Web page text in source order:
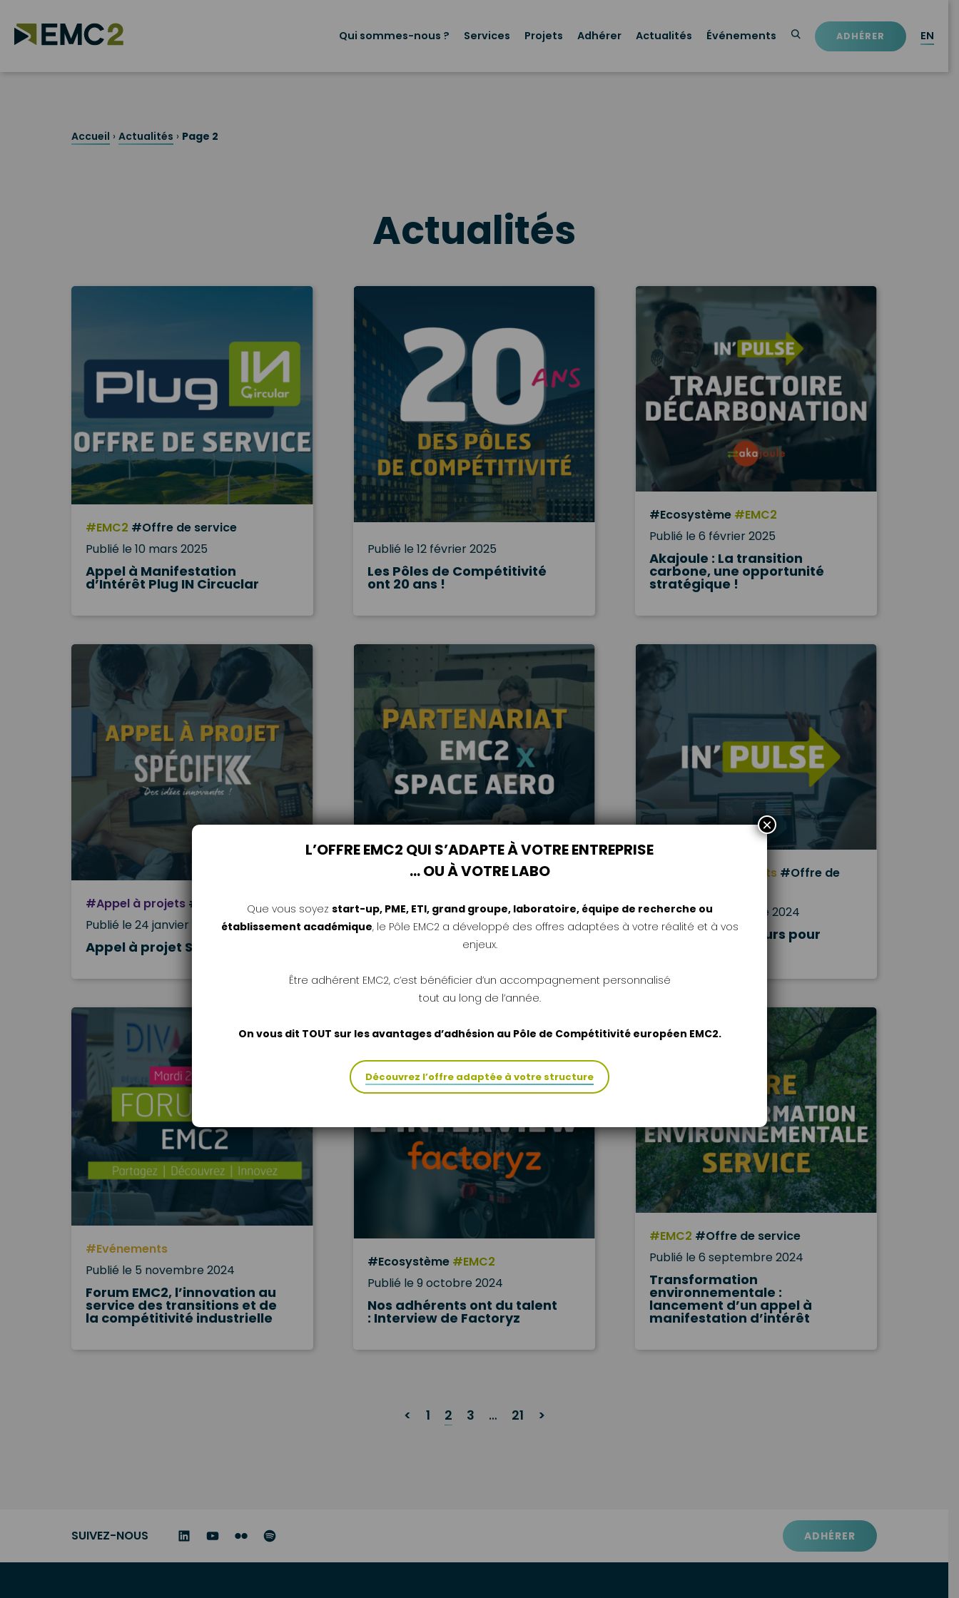
Skip
content
principal
Qui sommes-nous ? Services Projets Adhérer Actualités Événements ADHÉRER EN
Accueil › Actualités › Page 2
Actualités
#EMC2 #Offre de service
Publié le 10 mars 2025
Appel à Manifestation
d’Intérêt Plug IN Circuclar
Publié le 12 février 2025
Les Pôles de Compétitivité
ont 20 ans !
#Ecosystème #EMC2
Publié le 6 février 2025
Akajoule : La transition
carbone, une opportunité
stratégique !
#Appel à projets #Ecosystème
Publié le 24 janvier 2025
Appel à projet SPÉCIFIK
#Ecosystème#EMC2
Pôle EMC2 et SPACE AERO :
Un partenariat pour
l’industrie de demain
#Evénements #Offre de
Publié le 4 décembre 2024
In’Pulse, le parcours pour
#Evénements
Publié le 5 novembre 2024
Forum EMC2, l’innovation au
service des transitions et de
la compétitivité industrielle
#Ecosystème #EMC2
Publié le 9 octobre 2024
Nos adhérents ont du talent
: Interview de Factoryz
#EMC2 #Offre de service
Publié le 6 septembre 2024
Transformation
environnementale :
lancement d’un appel à
manifestation d’intérêt
< 1 2 3 … 21 >
SUIVEZ-NOUS ADHÉRER
L’OFFRE EMC2 QUI S’ADAPTE À VOTRE ENTREPRISE
… OU À VOTRE LABO
Que vous soyez start-up, PME, ETI, grand groupe, laboratoire, équipe de recherche ou
établissement académique, le Pôle EMC2 a développé des offres adaptées à votre réalité et à vos
enjeux.
Être adhérent EMC2, c’est bénéficier d’un accompagnement personnalisé
tout au long de l’année.
On vous dit TOUT sur les avantages d’adhésion au Pôle de Compétitivité européen EMC2.
Découvrez l’offre adaptée à votre structure
×